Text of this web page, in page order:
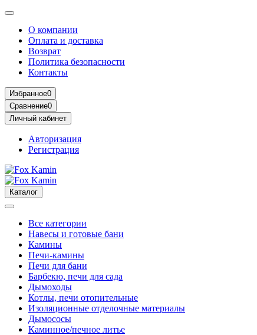
О компании
Оплата и доставка
Возврат
Политика безопасности
Контакты
Избранное0
Сравнение0
Личный кабинет
Авторизация
Регистрация
Каталог
Все категории
Навесы и готовые бани
Камины
Печи-камины
Печи для бани
Барбекю, печи для сада
Дымоходы
Котлы, печи отопительные
Изоляционные отделочные материалы
Дымососы
Каминное/печное литье